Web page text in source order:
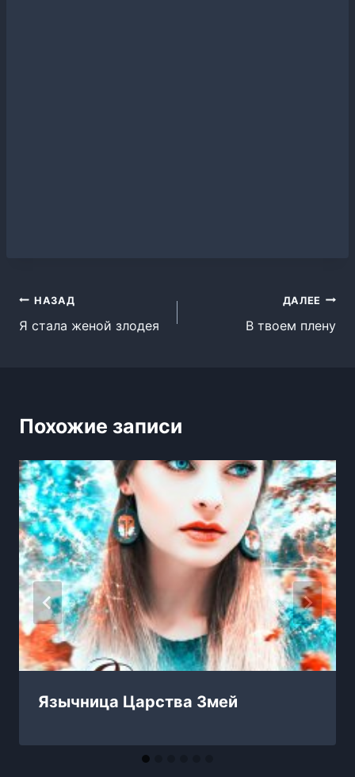
Навигация
по
НАЗАД
Я стала женой злодея
ДАЛЕЕ
В твоем плену
Похожие записи
Язычница Царства Змей